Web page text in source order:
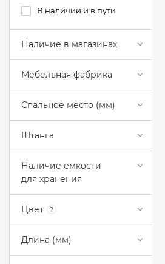
В наличии и в пути
Наличие в магазинах
Мебельная фабрика
Спальное место (мм)
Штанга
Наличие емкости
для хранения
Цвет ?
Длина (мм)